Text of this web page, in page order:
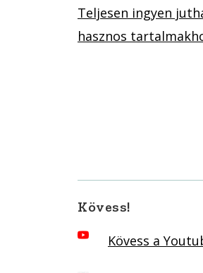
Teljesen ingyen
hasznos
Kövess!
Kövess a